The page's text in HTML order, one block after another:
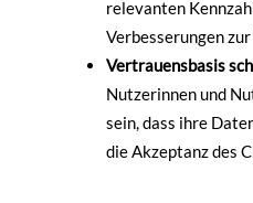
relevanten
Verbesserungen
Vertrauensbasis
Nutzerinnen und
sein, dass ihre
die Akzeptanz des